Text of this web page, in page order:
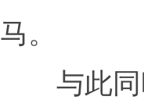
马。
与此同